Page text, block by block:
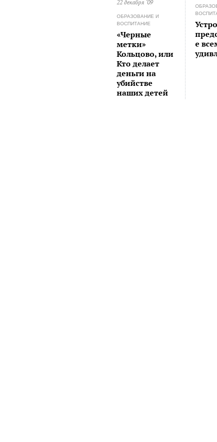
22 декабря ‘09
ОБРАЗОВАНИЕ И
ВОСПИТАНИЕ
«Черные
метки»
Кольцово, или
Кто делает
деньги на
убийстве
наших детей
е